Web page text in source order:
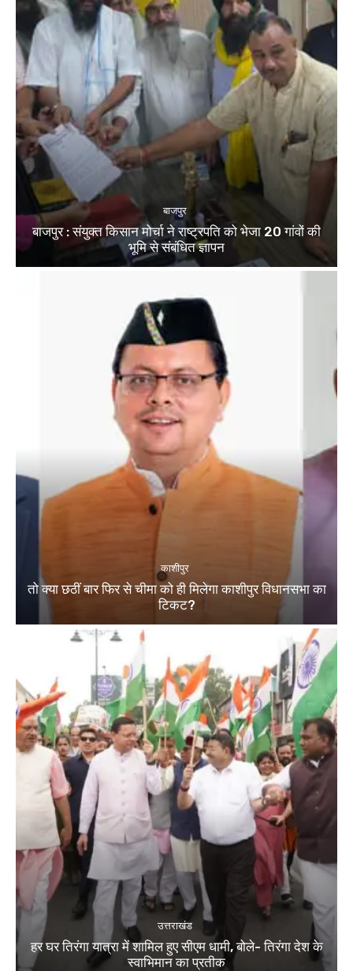
बाजपुर
बाजपुर : संयुक्त किसान मोर्चा ने राष्ट्रपति को भेजा 20 गांवों की
भूमि से संबंधित ज्ञापन
काशीपुर
तो क्या छठीं बार फिर से चीमा को ही मिलेगा काशीपुर विधानसभा का
टिकट?
उत्तराखंड
हर घर तिरंगा यात्रा में शामिल हुए सीएम धामी, बोले- तिरंगा देश के
स्वाभिमान का प्रतीक